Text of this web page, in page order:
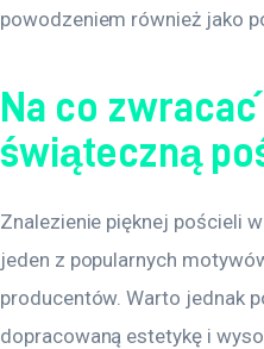
powodzeniem również jako
Na co
świąteczną
Znalezienie pięknej pościeli
jeden z popularnych
producentów. Warto jednak
dopracowaną estetykę i